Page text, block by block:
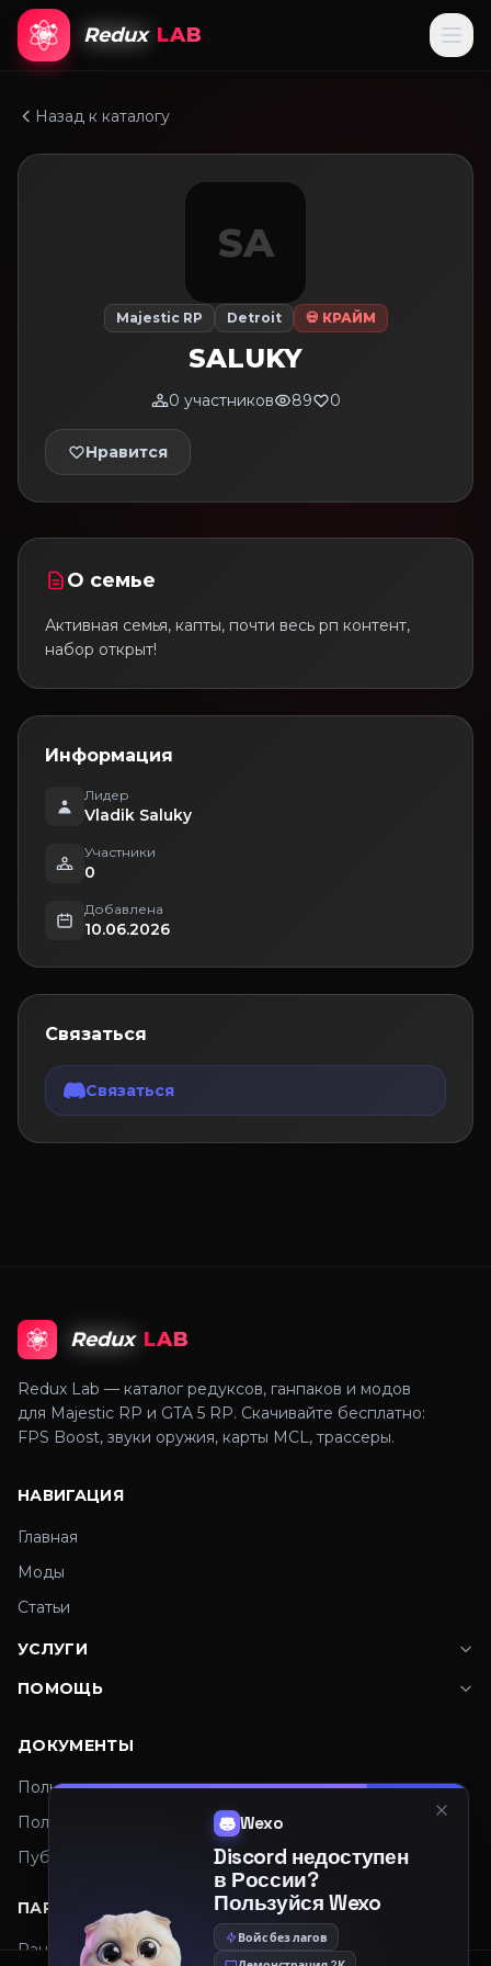
Redux LAB
Назад к каталогу
SA
Majestic RP Detroit 💀 КРАЙМ
SALUKY
0 участников 89 0
Нравится
О семье
Активная семья, капты, почти весь рп контент,
набор открыт!
Информация
Лидер
Vladik Saluky
Участники
0
Добавлена
10.06.2026
Связаться
Связаться
Redux LAB
Redux Lab — каталог редуксов, ганпаков и модов
для Majestic RP и GTA 5 RP. Скачивайте бесплатно:
FPS Boost, звуки оружия, карты MCL, трассеры.
НАВИГАЦИЯ
Главная
Моды
Статьи
УСЛУГИ
ПОМОЩЬ
ДОКУМЕНТЫ
Пользовательское соглашение
Политика конфиденциальности
Публичная оферта
ПАРТНЕРЫ
Рандомайзер
Wexo
Discord недоступен
в России?
Пользуйся Wexo
Войс без лагов